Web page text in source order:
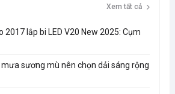
Xem tất cả
2017 lắp bi LED V20 New 2025: Cụm
mưa sương mù nên chọn dải sáng rộng